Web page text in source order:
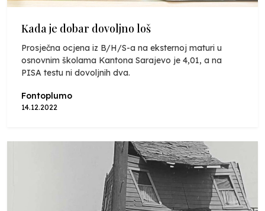
Kada je dobar dovoljno loš
Prosječna ocjena iz B/H/S-a na eksternoj maturi u
osnovnim školama Kantona Sarajevo je 4,01, a na
PISA testu ni dovoljnih dva.
Fontoplumo
14.12.2022